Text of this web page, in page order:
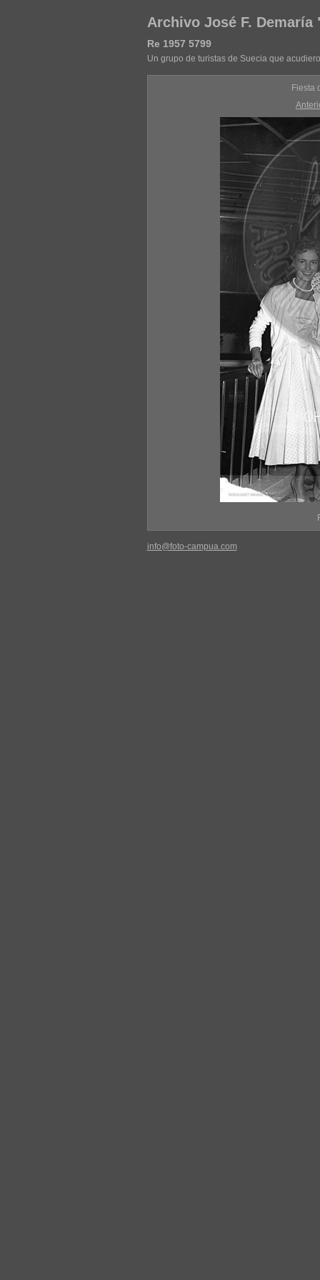
Archivo José F. Demaría
Re 1957 5799
Un grupo de turistas de Suecia que
Fiesta
info@foto-campua.com